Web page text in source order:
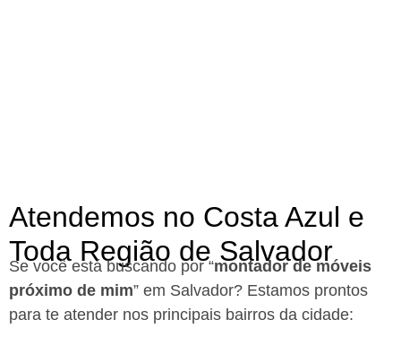
Atendemos no Costa Azul e
Toda Região de Salvador
Se você está buscando por “montador de móveis
próximo de mim” em Salvador? Estamos prontos
para te atender nos principais bairros da cidade: